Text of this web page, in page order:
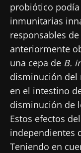
probiótico
inmunitarias
responsables
anteriormente
una cepa de B.
disminución del
en el intestino
disminución de
Estos efectos
independientes
Teniendo en